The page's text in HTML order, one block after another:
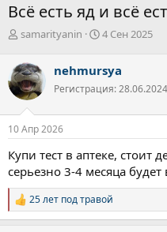
Всё есть яд и всё
А
т
о
р
т
е
м
samarityanin
Д
а
н
ч
а
4 Сен 2025
nehmursya
Регистрация: 28.06.2024
10 Апр 2026
Купи тест в аптеке, стоит
серьезно 3-4 месяца
Р
е
25 лет под травой